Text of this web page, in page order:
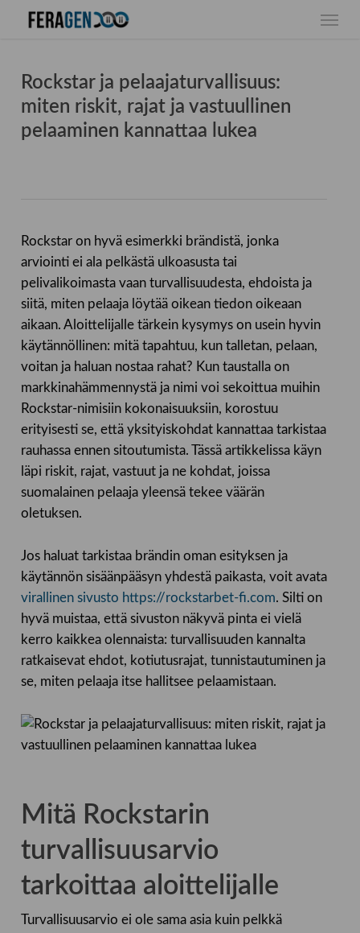
content
Rockstar ja pelaajaturvallisuus:
miten riskit, rajat ja vastuullinen
pelaaminen kannattaa lukea
Rockstar on hyvä esimerkki brändistä, jonka
arviointi ei ala pelkästä ulkoasusta tai
pelivalikoimasta vaan turvallisuudesta, ehdoista ja
siitä, miten pelaaja löytää oikean tiedon oikeaan
aikaan. Aloittelijalle tärkein kysymys on usein hyvin
käytännöllinen: mitä tapahtuu, kun talletan, pelaan,
voitan ja haluan nostaa rahat? Kun taustalla on
markkinahämmennystä ja nimi voi sekoittua muihin
Rockstar-nimisiin kokonaisuuksiin, korostuu
erityisesti se, että yksityiskohdat kannattaa tarkistaa
rauhassa ennen sitoutumista. Tässä artikkelissa käyn
läpi riskit, rajat, vastuut ja ne kohdat, joissa
suomalainen pelaaja yleensä tekee väärän
oletuksen.
Jos haluat tarkistaa brändin oman esityksen ja
käytännön sisäänpääsyn yhdestä paikasta, voit avata
virallinen sivusto https://rockstarbet-fi.com. Silti on
hyvä muistaa, että sivuston näkyvä pinta ei vielä
kerro kaikkea olennaista: turvallisuuden kannalta
ratkaisevat ehdot, kotiutusrajat, tunnistautuminen ja
se, miten pelaaja itse hallitsee pelaamistaan.
Mitä Rockstarin
turvallisuusarvio
tarkoittaa aloittelijalle
Turvallisuusarvio ei ole sama asia kuin pelkkä